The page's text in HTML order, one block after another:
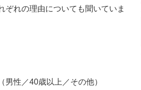
ぞれの理由についても聞いていま
男性／40歳以上／その他）